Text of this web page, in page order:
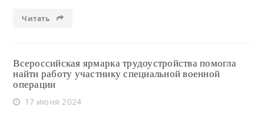
Читать
Всероссийская ярмарка трудоустройства помогла
найти работу участнику специальной военной
операции
17 июня 2024